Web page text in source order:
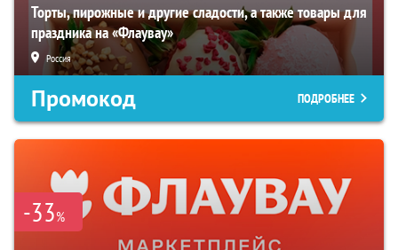
Торты, пирожные и другие сладости, а также товары для
праздника на «Флаувау»
Россия
Промокод ПОДРОБНЕЕ
-33%